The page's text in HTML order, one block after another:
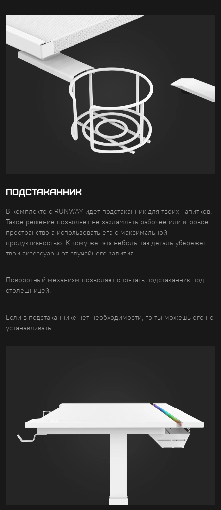
ПОДСТАКАННИК
В комплекте с RUNWAY идет подстаканник для твоих напитков.
Такое решение позволяет не захламлять рабочее или игровое
пространство а использовать его с максимальной
продуктивностью. К тому же, эта небольшая деталь убережёт
твои аксессуары от случайного залития.
Поворотный механизм позволяет спрятать подстаканник под
столешницей.
Если в подстаканнике нет необходимости, то ты можешь его не
устанавливать.